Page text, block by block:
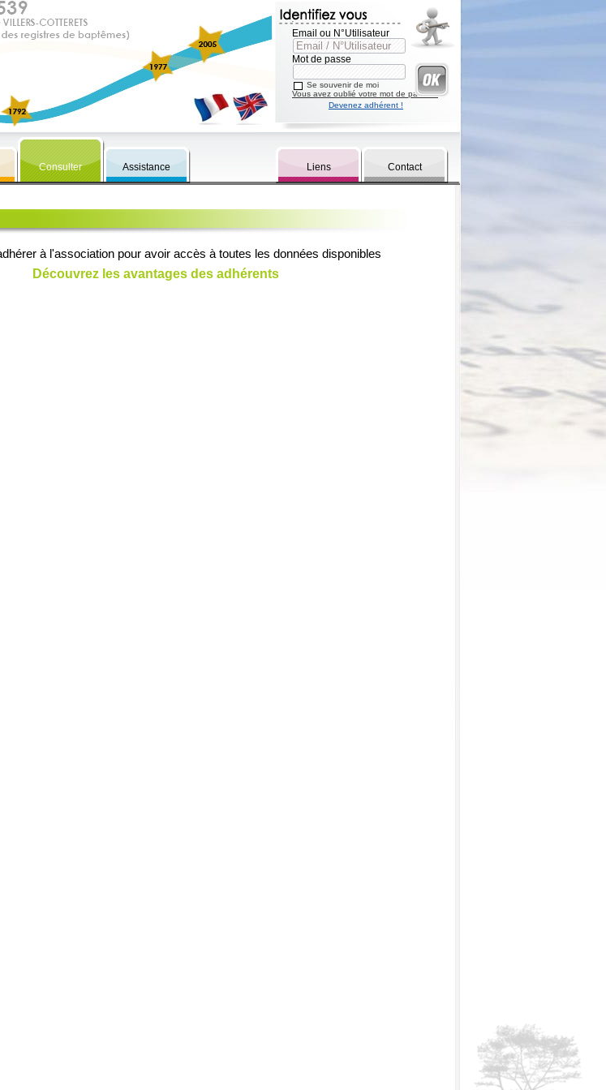
Email ou N°Utilisateur
Mot de passe
Se souvenir de moi
Vous avez oublié votre mot de passe ?
Devenez adhérent !
Consulter Assistance Liens Contact
à l'association pour avoir accès à toutes les données disponibles
Découvrez les avantages des adhérents